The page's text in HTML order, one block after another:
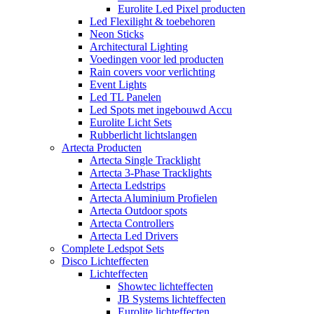
Eurolite Led Pixel producten
Led Flexilight & toebehoren
Neon Sticks
Architectural Lighting
Voedingen voor led producten
Rain covers voor verlichting
Event Lights
Led TL Panelen
Led Spots met ingebouwd Accu
Eurolite Licht Sets
Rubberlicht lichtslangen
Artecta Producten
Artecta Single Tracklight
Artecta 3-Phase Tracklights
Artecta Ledstrips
Artecta Aluminium Profielen
Artecta Outdoor spots
Artecta Controllers
Artecta Led Drivers
Complete Ledspot Sets
Disco Lichteffecten
Lichteffecten
Showtec lichteffecten
JB Systems lichteffecten
Eurolite lichteffecten